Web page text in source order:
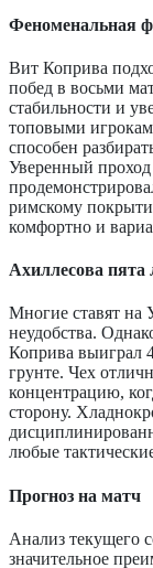
Феноменальная
Вит Коприва
побед в восьми
стабильности и
топовыми
способен
Уверенный
римскому
комфортно и
Ахиллесова
Многие ставят на
неудобства.
Коприва выиграл
грунте. Чех
концентрацию,
сторону.
любые
Прогноз на матч
Анализ текущего
значительное